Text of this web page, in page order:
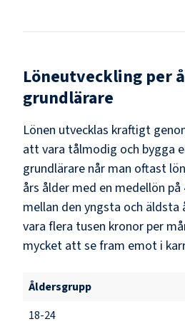
Löneutveckling per
grundlärare
Lönen utvecklas kraftigt
att vara tålmodig och bygga
grundlärare når man oftast
års ålder med en medellön på
mellan den yngsta och äldsta
vara flera tusen kronor per
mycket att se fram emot i
Åldersgrupp
18-24